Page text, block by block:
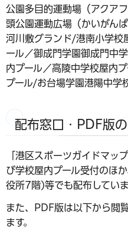
公園多目的運動場（アクア
頭公園運動広場（かいがん
河川敷グランド/港南小学校
ール／御成門学園御成門中
内プール／高陵中学校屋内
プール/お台場学園港陽中
配布窓口・PDF版
「港区スポーツガイドマッ
び学校屋内プール受付のほ
役所7階)等でも配布していま
また、PDF版は以下から閲
ます。